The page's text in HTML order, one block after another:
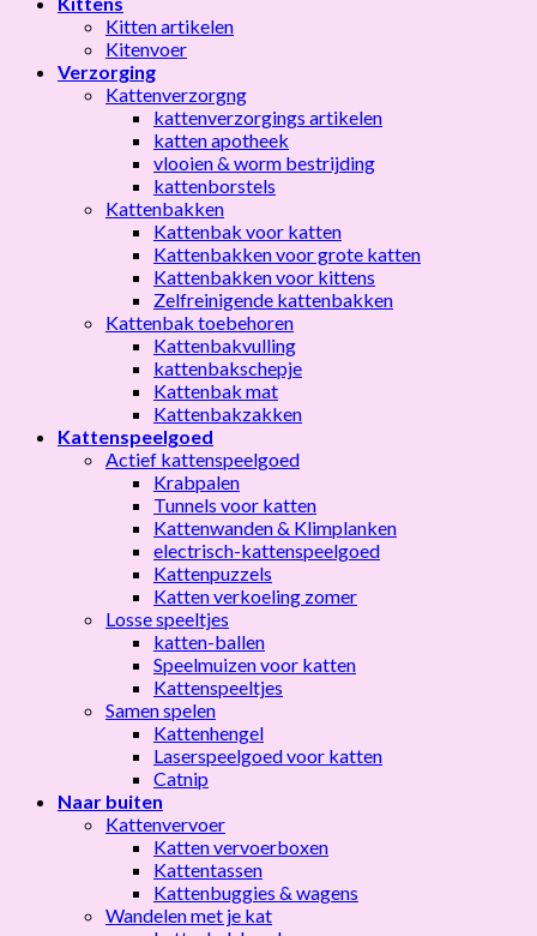
Kitten artikelen
Kitenvoer
Verzorging
Kattenverzorgng
kattenverzorgings artikelen
katten apotheek
vlooien & worm bestrijding
kattenborstels
Kattenbakken
Kattenbak voor katten
Kattenbakken voor grote katten
Kattenbakken voor kittens
Zelfreinigende kattenbakken
Kattenbak toebehoren
Kattenbakvulling
kattenbakschepje
Kattenbak mat
Kattenbakzakken
Kattenspeelgoed
Actief kattenspeelgoed
Krabpalen
Tunnels voor katten
Kattenwanden & Klimplanken
electrisch-kattenspeelgoed
Kattenpuzzels
Katten verkoeling zomer
Losse speeltjes
katten-ballen
Speelmuizen voor katten
Kattenspeeltjes
Samen spelen
Kattenhengel
Laserspeelgoed voor katten
Catnip
Naar buiten
Kattenvervoer
Katten vervoerboxen
Kattentassen
Kattenbuggies & wagens
Wandelen met je kat